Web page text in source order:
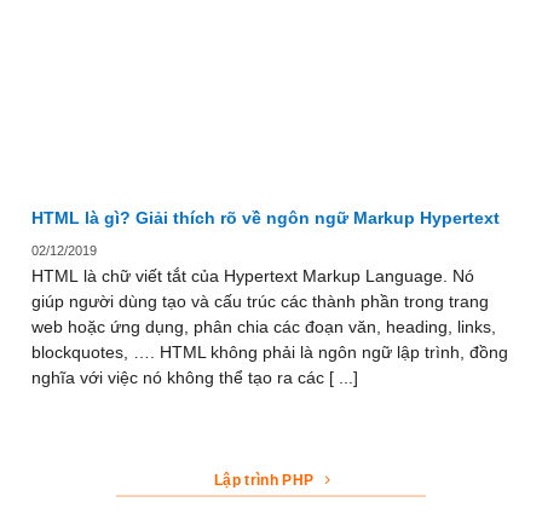
HTML là gì? Giải thích rõ về ngôn ngữ Markup Hypertext
02/12/2019
HTML là chữ viết tắt của Hypertext Markup Language. Nó
giúp người dùng tạo và cấu trúc các thành phần trong trang
web hoặc ứng dụng, phân chia các đoạn văn, heading, links,
blockquotes, …. HTML không phải là ngôn ngữ lập trình, đồng
nghĩa với việc nó không thể tạo ra các [ ...]
Lập trình PHP